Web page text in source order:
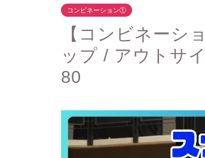
コンビネーション①
【コンビネーシ
ップ / アウトサ
80